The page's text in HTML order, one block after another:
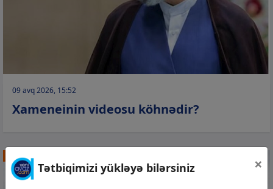
09 avq 2026, 15:52
Xameneinin videosu köhnədir?
DÜNYA
Tətbiqimizi yükləyə bilərsiniz ×